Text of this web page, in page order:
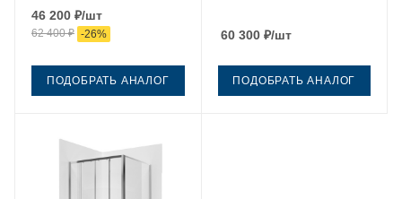
поддона
46 200 ₽/шт
62 400₽ -26%
ПОДОБРАТЬ АНАЛОГ
60 300₽/шт
ПОДОБРАТЬ АНАЛОГ